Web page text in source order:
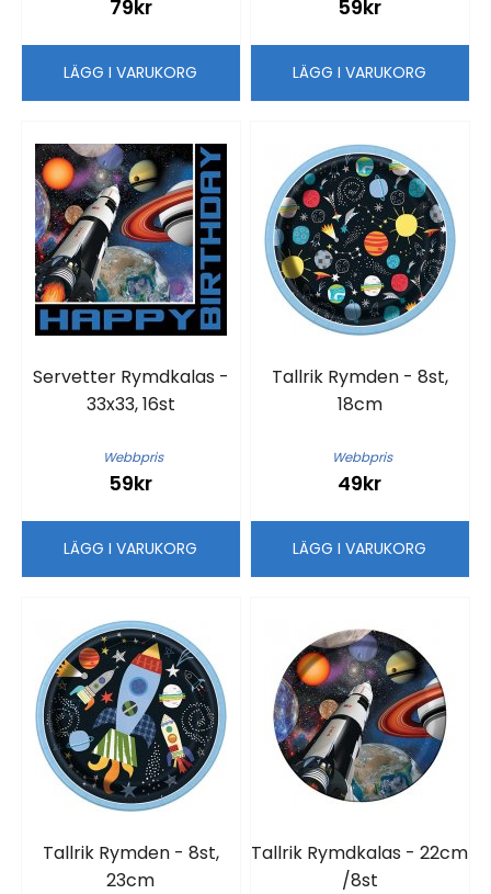
79kr
LÄGG I VARUKORG
59kr
LÄGG I VARUKORG
Servetter Rymdkalas -
33x33, 16st
Webbpris
59kr
LÄGG I VARUKORG
Tallrik Rymden - 8st,
18cm
Webbpris
49kr
LÄGG I VARUKORG
Tallrik Rymden - 8st,
23cm
Tallrik Rymdkalas - 22cm
/8st